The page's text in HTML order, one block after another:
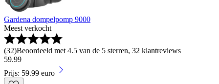
Gardena dompelpomp 9000
Meest verkocht
(32)Beoordeeld met 4.5 van de 5 sterren, 32 klantreviews
59.99
Prijs: 59.99 euro